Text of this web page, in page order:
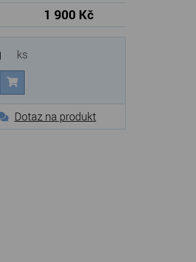
1 900 Kč
ks
Dotaz na produkt